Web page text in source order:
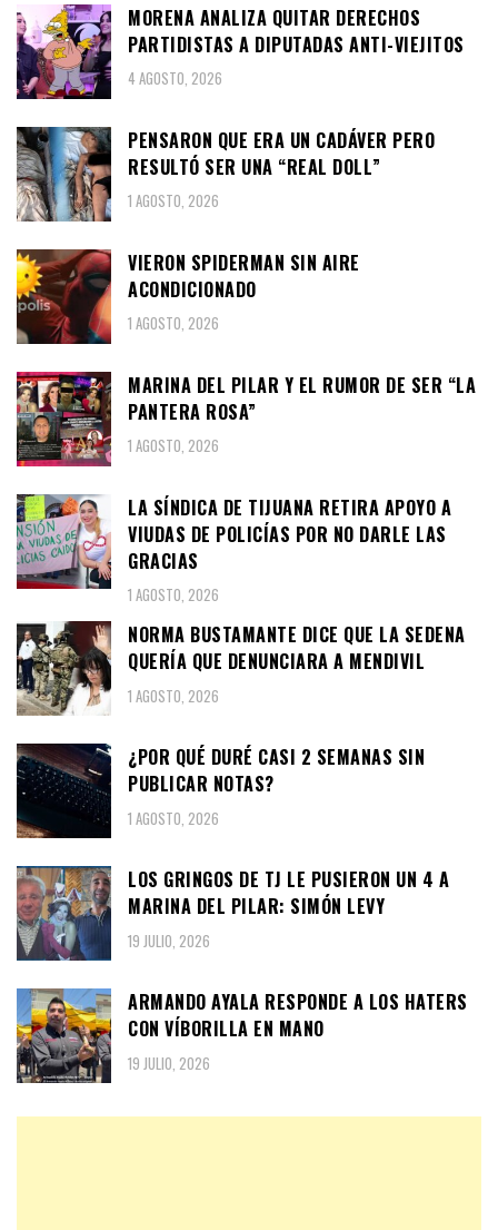
MORENA ANALIZA QUITAR DERECHOS
PARTIDISTAS A DIPUTADAS ANTI-VIEJITOS
4 AGOSTO, 2026
PENSARON QUE ERA UN CADÁVER PERO
RESULTÓ SER UNA “REAL DOLL”
1 AGOSTO, 2026
VIERON SPIDERMAN SIN AIRE
ACONDICIONADO
1 AGOSTO, 2026
MARINA DEL PILAR Y EL RUMOR DE SER “LA
PANTERA ROSA”
1 AGOSTO, 2026
LA SÍNDICA DE TIJUANA RETIRA APOYO A
VIUDAS DE POLICÍAS POR NO DARLE LAS
GRACIAS
1 AGOSTO, 2026
NORMA BUSTAMANTE DICE QUE LA SEDENA
QUERÍA QUE DENUNCIARA A MENDIVIL
1 AGOSTO, 2026
¿POR QUÉ DURÉ CASI 2 SEMANAS SIN
PUBLICAR NOTAS?
1 AGOSTO, 2026
LOS GRINGOS DE TJ LE PUSIERON UN 4 A
MARINA DEL PILAR: SIMÓN LEVY
19 JULIO, 2026
ARMANDO AYALA RESPONDE A LOS HATERS
CON VÍBORILLA EN MANO
19 JULIO, 2026